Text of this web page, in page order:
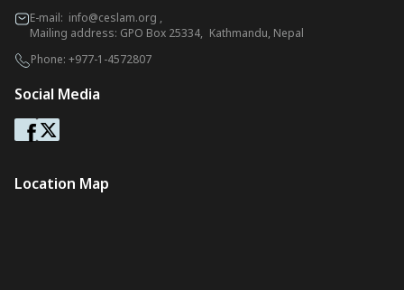
E-mail: info@ceslam.org ,
Mailing address: GPO Box 25334, Kathmandu, Nepal
Phone: +977-1-4572807
Social Media
Location Map